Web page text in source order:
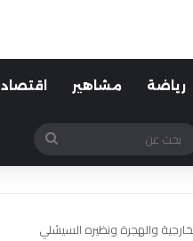
رياضة مشاهير اقتصاد
المظلم
عن
والهجرة ونظيره السيشلي